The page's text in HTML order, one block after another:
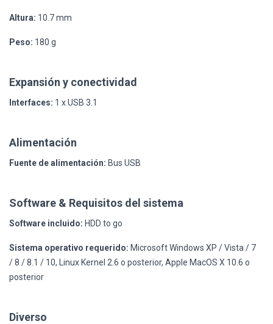
Altura: 10.7 mm
Peso: 180 g
Expansión y conectividad
Interfaces: 1 x USB 3.1
Alimentación
Fuente de alimentación: Bus USB
Software & Requisitos del sistema
Software incluido: HDD to go
Sistema operativo requerido: Microsoft Windows XP / Vista / 7
/ 8 / 8.1 / 10, Linux Kernel 2.6 o posterior, Apple MacOS X 10.6 o
posterior
Diverso